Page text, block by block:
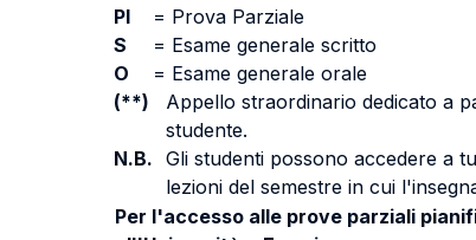
PI
= Prova Parziale
S
= Esame generale scritto
O
= Esame generale orale
(**)
Appello straordinario dedicato a
studente.
N.B. Gli studenti possono accedere a
lezioni del semestre in cui
Per l'accesso alle prove parziali